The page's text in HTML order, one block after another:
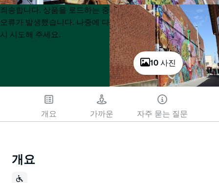
10 사진
Product
List
Product
List
죄송합니다. 상품을 로드하는 중
오류가 발생했습니다. 나중에 다
시 시도해 주세요.
개요 가까운 자주 묻는 질문
개요